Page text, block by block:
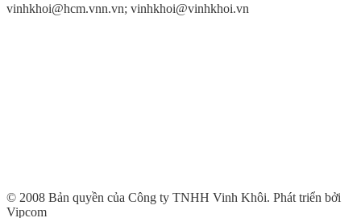
vinhkhoi@hcm.vnn.vn; vinhkhoi@vinhkhoi.vn
© 2008 Bản quyền của Công ty TNHH Vinh Khôi. Phát triển bởi
Vipcom